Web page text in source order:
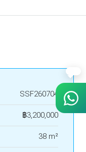
SSF260704
฿3,200,000
38 m²